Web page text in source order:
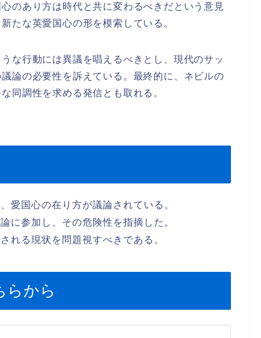
のあり方は時代と共に変わるべきだという意見
たな英愛国心の形を模索している。
な行動には異議を唱えるべきとし、現代のサッ
論の必要性を訴えている。最終的に、ネビルの
同調性を求める発信とも取れる。
愛国心の在り方が議論されている。
に参加し、その危険性を指摘した。
れる現状を問題視すべきである。
らから